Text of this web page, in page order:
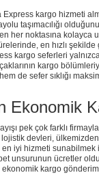
Express kargo hizmeti
taşımacılığı
her noktasına kolayca
en hızlı
kargo seferleri
kargo
de sefer sıklığı
Ekonomik
pek çok farklı
lojistik devleri,
iyi hizmeti sunabilmek
unsurunun ücretler
ekonomik kargo